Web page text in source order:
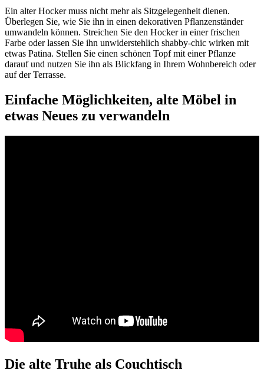
Ein alter Hocker muss nicht mehr als Sitzgelegenheit dienen.
Überlegen Sie, wie Sie ihn in einen dekorativen Pflanzenständer
umwandeln können. Streichen Sie den Hocker in einer frischen
Farbe oder lassen Sie ihn unwiderstehlich shabby-chic wirken mit
etwas Patina. Stellen Sie einen schönen Topf mit einer Pflanze
darauf und nutzen Sie ihn als Blickfang in Ihrem Wohnbereich oder
auf der Terrasse.
Einfache Möglichkeiten, alte Möbel in
etwas Neues zu verwandeln
Die alte Truhe als Couchtisch